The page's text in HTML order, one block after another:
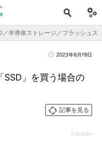
／半導体ストレージ／フラッシュス
2023年6月19日
SSD」を買う場合の
記事を見る
2 Articles